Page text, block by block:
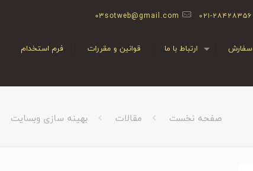
۰۲۱-۲۸۴۲۸۳۵۶ 03sotweb@gmail.com
سفارش ارتباط با ما قوانین و مقررات فرم استخدام
صفحه نخست مقالات بهینه سازی وبسایت